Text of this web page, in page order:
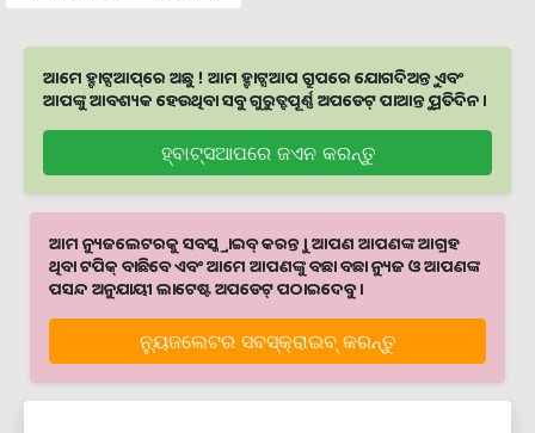
ଆମେ ହ୍ବାଟ୍ସଆପ୍‌ରେ ଅଛୁ ! ଆମ ହ୍ବାଟ୍ସଆପ ଗ୍ରୁପରେ ଯୋଗଦିଅନ୍ତୁ ଏବଂ
ଆପଙ୍କୁ ଆବଶ୍ୟକ ହେଉଥିବା ସବୁ ଗୁରୁତ୍ବପୂର୍ଣ୍ଣ ଅପଡେଟ୍‌ ପାଆନ୍ତୁ ପ୍ରତିଦିନ ।
ହ୍ବାଟ୍ସଆପରେ ଜଏନ କରନ୍ତୁ
ଆମ ନ୍ୟୁଜଲେଟରକୁ ସବସ୍କ୍ରାଇବ୍ କରନ୍ତୁ । ଆପଣ ଆପଣଙ୍କ ଆଗ୍ରହ
ଥିବା ଟପିକ୍‌ ବାଛିବେ ଏବଂ ଆମେ ଆପଣଙ୍କୁ ବଛା ବଛା ନ୍ୟୁଜ ଓ ଆପଣଙ୍କ
ପସନ୍ଦ ଅନୁଯାୟୀ ଲାଟେଷ୍ଟ ଅପଡେଟ୍‌ ପଠାଇଦେବୁ ।
ନ୍ୟୁଜଲେଟର ସବସ୍କ୍ରାଇବ୍‌ କରନ୍ତୁ